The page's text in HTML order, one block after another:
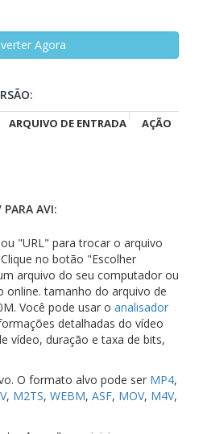
ARQUIVO DE ENTRADA AÇÃO
AVI:
"URL" para trocar o arquivo
no botão "Escolher
arquivo do seu computador ou
online. tamanho do arquivo de
Você pode usar o analisador
detalhadas do vídeo
vídeo, duração e taxa de bits,
O formato alvo pode ser MP4,
, M2TS, WEBM, ASF, MOV, M4V,